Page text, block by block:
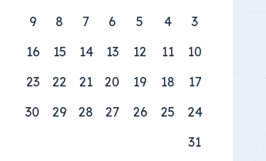
3
4
5
6
7
8
9
10
11
12
13
14
15
16
17
18
19
20
21
22
23
24
25
26
27
28
29
30
31